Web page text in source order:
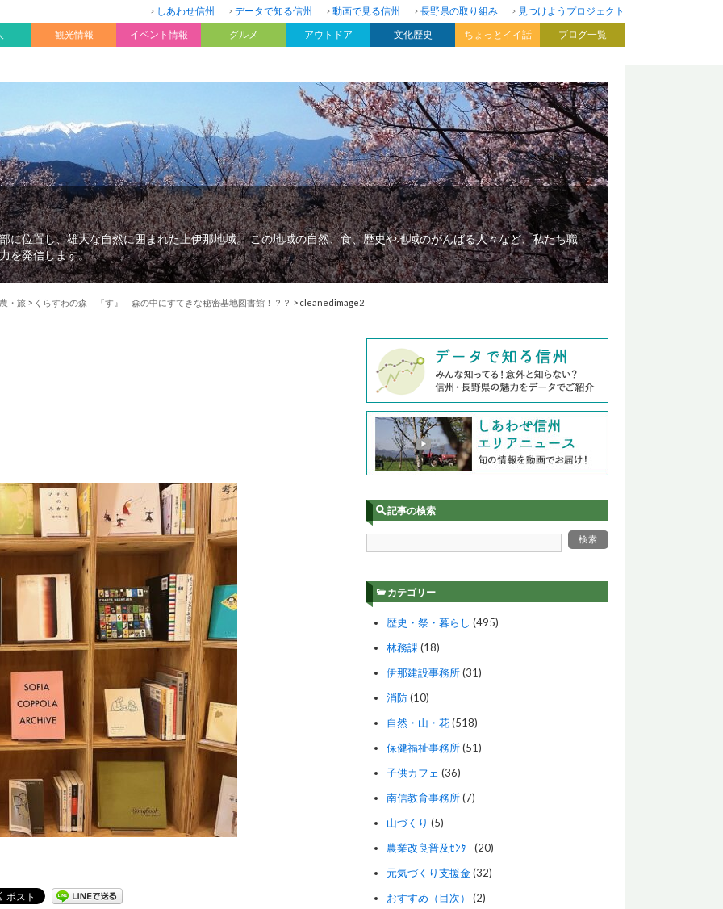
しあわせ信州 データで知る信州 動画で見る信州 長野県の取り組み
見つけようプロジェクト
観光情報 イベント情報 グルメ アウトドア 文化歴史 ちょっとイイ話 ブログ一覧
に位置し、雄大な自然に囲まれた上伊那地域。 この地域の自然、食、歴史や地域のがんばる人々など、私たち職
を発信します。
・旅 > くらすわの森 『す』 森の中にすてきな秘密基地図書館！？？ > cleanedimage2
記事の検索
カテゴリー
歴史・祭・暮らし (495)
林務課 (18)
伊那建設事務所(31)
消防(10)
自然・山・花(518)
保健福祉事務所(51)
子供カフェ (36)
南信教育事務所(7)
山づくり (5)
農業改良普及ｾﾝﾀｰ (20)
元気づくり支援金(32)
おすすめ（目次）
(2)